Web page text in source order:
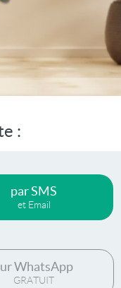
:
par SMS
et Email
WhatsApp
GRATUIT